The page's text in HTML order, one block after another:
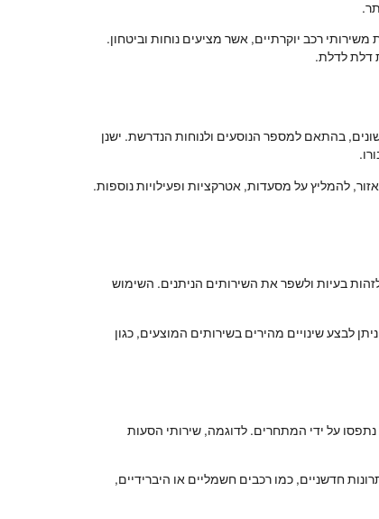
רכב יוקרתיים, אשר מציעים נוחות וביטחון.
דלת לדלת.
בהתאם למספר הנוסעים ולנוחות הנדרשת. ישנן
להמליץ על מסעדות, אטרקציות ופעילויות נוספות.
בעיות ולשפר את השירותים הניתנים. השימוש
לבצע שינויים מהירים בשירותים המוצעים, כגון
נתפסו על ידי המתחרים. לדוגמה, שירותי הסעות
חדשניים, כמו רכבים חשמליים או היברידיים,